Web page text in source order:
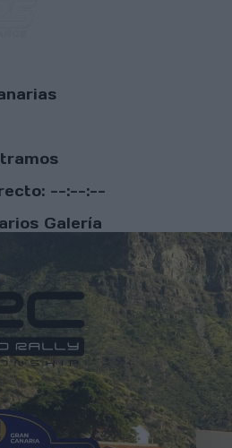
--:--:--
Galería